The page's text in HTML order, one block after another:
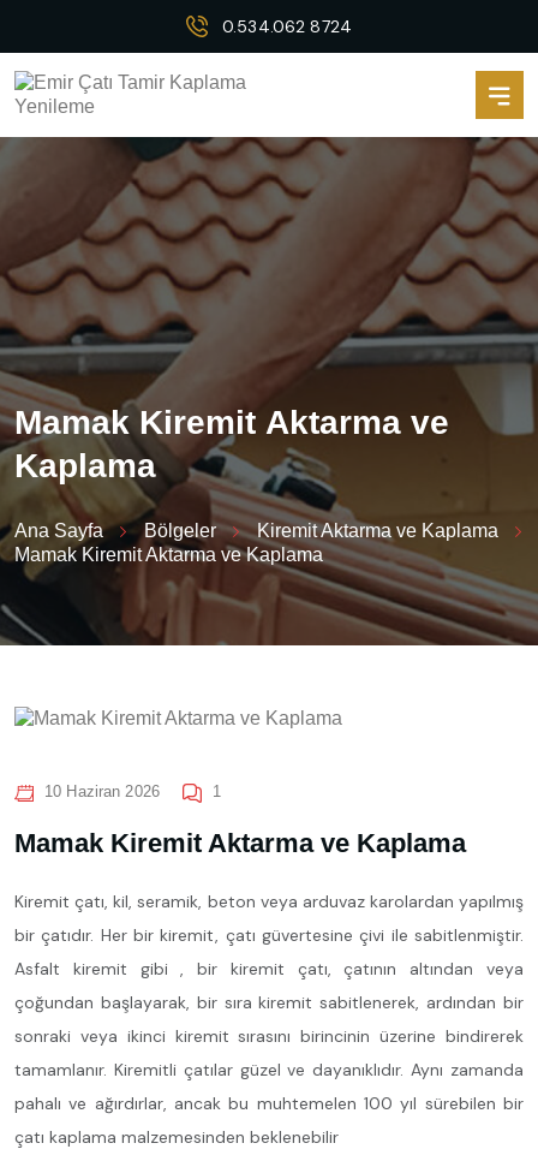
0.534.062 8724
Mamak Kiremit Aktarma ve
Kaplama
Ana Sayfa Bölgeler
Kiremit Aktarma ve Kaplama
Mamak Kiremit Aktarma ve Kaplama
10 Haziran 2026 1
Mamak Kiremit Aktarma ve Kaplama
Kiremit çatı, kil, seramik, beton veya arduvaz karolardan yapılmış
bir çatıdır. Her bir kiremit, çatı güvertesine çivi ile sabitlenmiştir.
Asfalt kiremit gibi , bir kiremit çatı, çatının altından veya
çoğundan başlayarak, bir sıra kiremit sabitlenerek, ardından bir
sonraki veya ikinci kiremit sırasını birincinin üzerine bindirerek
tamamlanır. Kiremitli çatılar güzel ve dayanıklıdır. Aynı zamanda
pahalı ve ağırdırlar, ancak bu muhtemelen 100 yıl sürebilen bir
çatı kaplama malzemesinden beklenebilir